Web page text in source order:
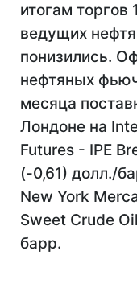
итогам торгов
ведущих
понизились.
нефтяных
месяца
Лондоне на
Futures - IPE
(-0,61) долл./
New York
Sweet Crude
барр.